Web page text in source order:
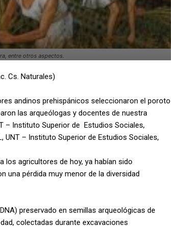
entre otros aspectos.
Cs. Naturales)
andinos prehispánicos seleccionaron el poroto
las arqueólogas y docentes de nuestra
– Instituto Superior de Estudios Sociales,
UNT – Instituto Superior de Estudios Sociales,
los agricultores de hoy, ya habían sido
pérdida muy menor de la diversidad
preservado en semillas arqueológicas de
colectadas durante excavaciones